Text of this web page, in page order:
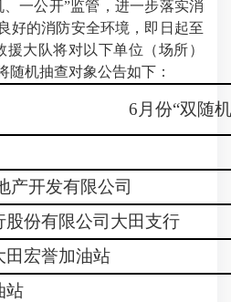
一公开”监管，进一步落实消
好的消防安全环境，即日起至
援大队将对以下单位（场所）
随机抽查对象公告如下：
6月份“双随
产开发有限公司
股份有限公司大田支行
田宏誉加油站
站